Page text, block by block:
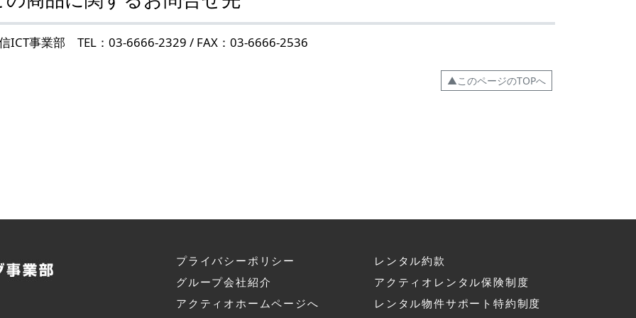
ICT事業部 TEL：03-6666-2329 / FAX：03-6666-2536
▲このページのTOPへ
プライバシーポリシー
グループ会社紹介
アクティオホームページへ
レンタル約款
アクティオレンタル保険制度
レンタル物件サポート特約制度